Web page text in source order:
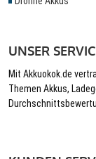
UNSER
Mit Akkuokok.de
Themen Akkus,